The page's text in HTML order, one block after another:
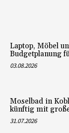
Laptop, Möbel
Budgetplanung
03.08.2026
Moselbad in
künftig mit
31.07.2026